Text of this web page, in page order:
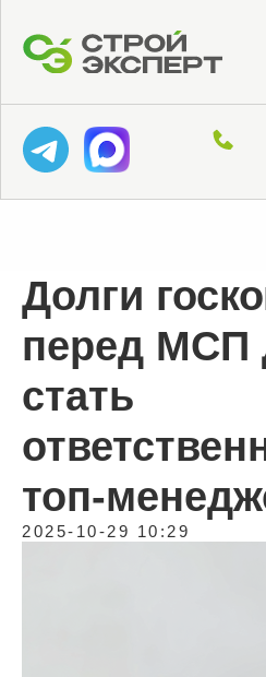
Долги
перед МСП
стать
топ-
2025-10-29 10:29